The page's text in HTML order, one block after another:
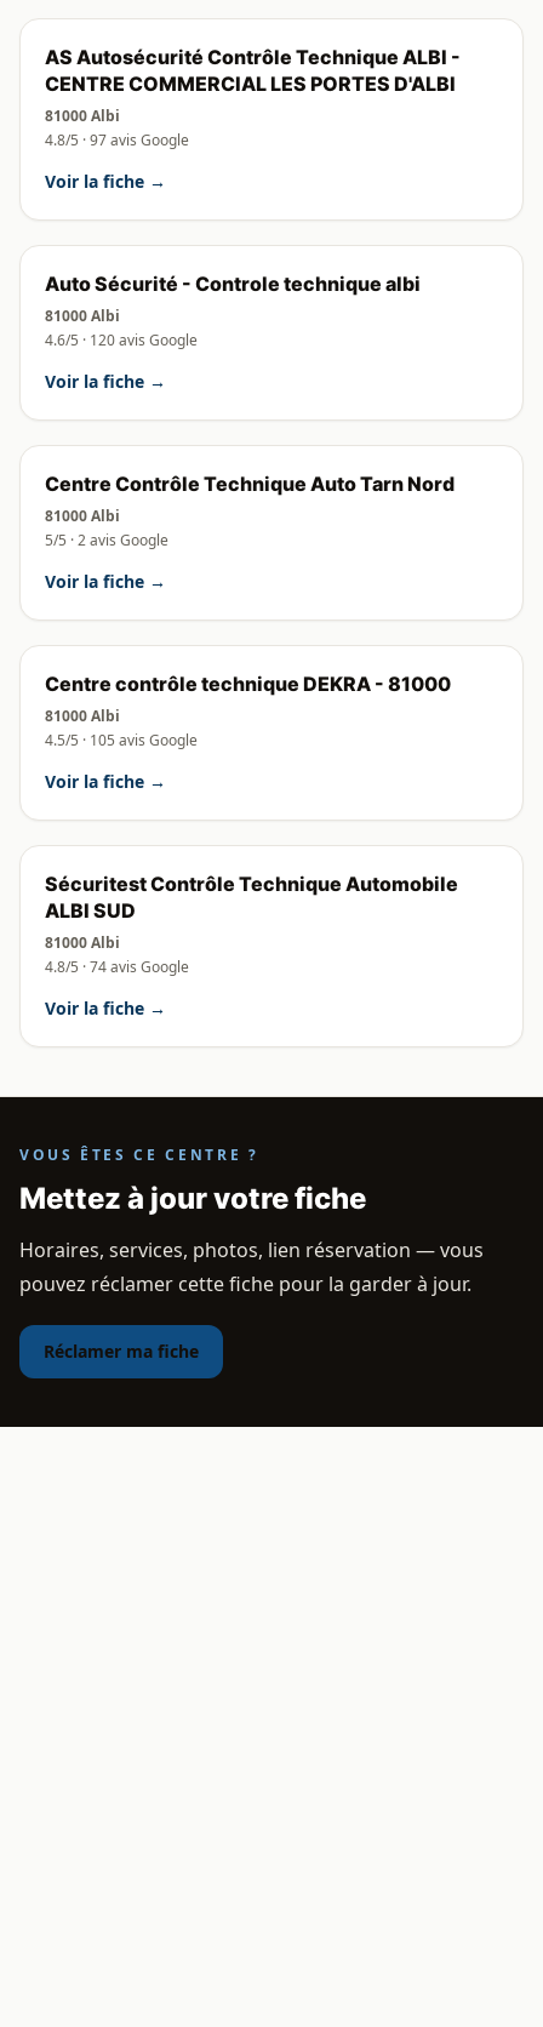
AS Autosécurité Contrôle Technique ALBI -
CENTRE COMMERCIAL LES PORTES D'ALBI
81000 Albi
4.8/5 · 97 avis Google
Voir la fiche →
Auto Sécurité - Controle technique albi
81000 Albi
4.6/5 · 120 avis Google
Voir la fiche →
Centre Contrôle Technique Auto Tarn Nord
81000 Albi
5/5 · 2 avis Google
Voir la fiche →
Centre contrôle technique DEKRA - 81000
81000 Albi
4.5/5 · 105 avis Google
Voir la fiche →
Sécuritest Contrôle Technique Automobile
ALBI SUD
81000 Albi
4.8/5 · 74 avis Google
Voir la fiche →
VOUS ÊTES CE CENTRE ?
Mettez à jour votre fiche
Horaires, services, photos, lien réservation — vous
pouvez réclamer cette fiche pour la garder à jour.
Réclamer ma fiche